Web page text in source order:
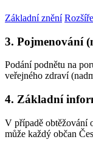
Základní znění
3. Pojmenování
Podání podnětu na
veřejného zdraví
4. Základní
V případě obtěžování
může každý občan